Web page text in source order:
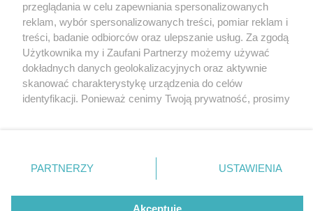
18 / 0
Nie zapomnij
zapoznać się z:
polityką prywatności regulamin korzystania z portali
Twojemiasto
Piekary Śląskie
Chorzów
Tarnowskie Góry
Gliwice
Skontakuj sięz nami
Kontakt
Wydawca
Redakcja
przeglądania w celu zapewniania spersonalizowanych
reklam, wybór spersonalizowanych treści, pomiar reklam i
treści, badanie odbiorców oraz ulepszanie usług. Za zgodą
Użytkownika my i Zaufani Partnerzy możemy używać
dokładnych danych geolokalizacyjnych oraz aktywnie
skanować charakterystykę urządzenia do celów
identyfikacji. Ponieważ cenimy Twoją prywatność, prosimy
prywatności znajdujący się w lewym dolnym rogu strony
. Niektóre rodzaje przetwarzania danych nie wymagają
zgody użytkownika, ale masz prawo sprzeciwić się
takiemu przetwarzaniu. Preferencje będą miały
PARTNERZY USTAWIENIA
Akceptuję